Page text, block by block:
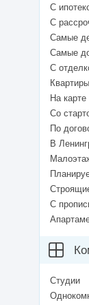
С
С
Самые
Самые
С
На карте
Со
По
В
С
Студии